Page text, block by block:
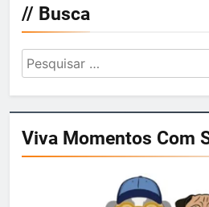
// Busca
Pesquisar
por:
Viva Momentos Com